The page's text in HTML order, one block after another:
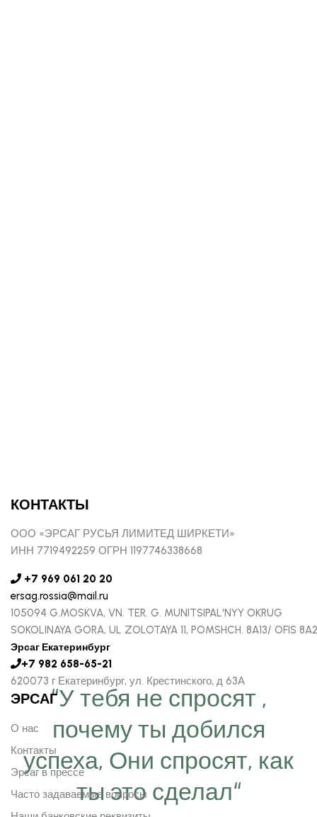
“У тебя не спросят ,
почему ты добился
успеха, Они спросят, как
ты это сделал“
КОНТАКТЫ
ООО «ЭРСАГ РУСЬЯ ЛИМИТЕД ШИРКЕТИ»
ИНН 7719492259 ОГРН 1197746338668
+7 969 061 20 20
ersag.rossia@mail.ru
105094 G.MOSKVA, VN. TER. G. MUNITSIPAL'NYY OKRUG
SOKOLINAYA GORA, UL ZOLOTAYA 11, POMSHCH. 8A13/ OFIS
Эрсаг Екатеринбург
+7 982 658-65-21
620073 г Екатеринбург, ул. Крестинского, д 63А
ЭРСАГ
О нас
Контакты
Эрсаг в прессе
Часто задаваемые вопросы